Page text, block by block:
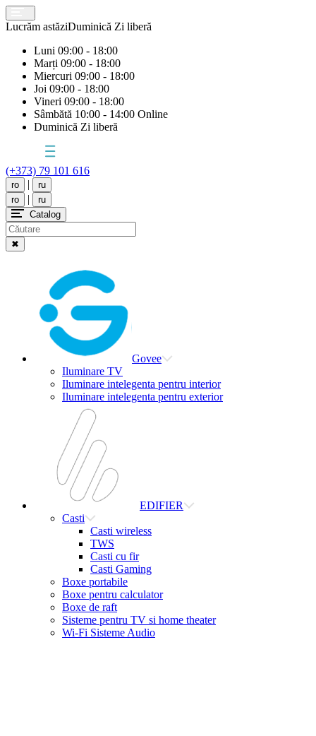
Lucrăm astăziDuminică Zi liberă
Luni 09:00 - 18:00
Marți 09:00 - 18:00
Miercuri 09:00 - 18:00
Joi 09:00 - 18:00
Vineri 09:00 - 18:00
Sâmbătă 10:00 - 14:00 Online
Duminică Zi liberă
(+373) 79 101 616
ro |
ru
ro
|
ru
Catalog
✖
Govee
Iluminare TV
Iluminare intelegenta pentru interior
Iluminare intelegenta pentru exterior
EDIFIER
Casti
Casti wireless
TWS
Casti cu fir
Casti Gaming
Boxe portabile
Boxe pentru calculator
Boxe de raft
Sisteme pentru TV si home theater
Wi-Fi Sisteme Audio